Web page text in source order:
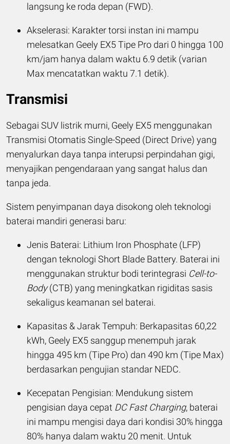
langsung ke roda depan (FWD).
Akselerasi: Karakter torsi instan ini mampu
melesatkan Geely EX5 Tipe Pro dari 0 hingga 100
km/jam hanya dalam waktu 6.9 detik (varian
Max mencatatkan waktu 7.1 detik).
Transmisi
Sebagai SUV listrik murni, Geely EX5 menggunakan
Transmisi Otomatis Single-Speed (Direct Drive) yang
menyalurkan daya tanpa interupsi perpindahan gigi,
menyajikan pengendaraan yang sangat halus dan
tanpa jeda.
Sistem penyimpanan daya disokong oleh teknologi
baterai mandiri generasi baru:
Jenis Baterai: Lithium Iron Phosphate (LFP)
dengan teknologi Short Blade Battery. Baterai ini
menggunakan struktur bodi terintegrasi Cell-to-
Body(CTB) yang meningkatkan rigiditas sasis
sekaligus keamanan sel baterai.
Kapasitas & Jarak Tempuh: Berkapasitas 60,22
kWh, Geely EX5 sanggup menempuh jarak
hingga 495 km (Tipe Pro) dan 490 km (Tipe Max)
berdasarkan pengujian standar NEDC.
Kecepatan Pengisian: Mendukung sistem
pengisian daya cepat DC Fast Charging, baterai
ini mampu mengisi daya dari kondisi 30% hingga
80% hanya dalam waktu 20 menit. Untuk